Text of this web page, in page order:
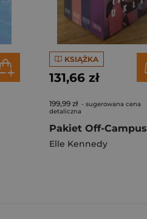
KSIĄŻKA
131,66 zł
199,99 zł - sugerowana cena
detaliczna
Pakiet Off-Campus
Elle Kennedy